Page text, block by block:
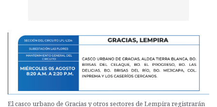
El casco urbano de Gracias y otros sectores de Lempira registrarán